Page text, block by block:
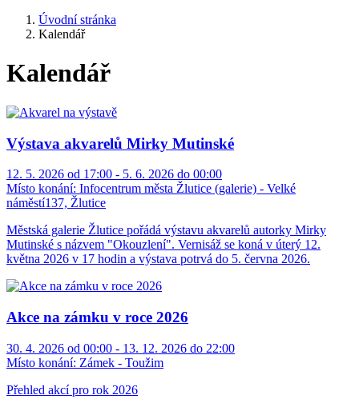
Úvodní stránka
Kalendář
Kalendář
Výstava akvarelů Mirky Mutinské
12. 5. 2026 od 17:00 - 5. 6. 2026 do 00:00
Místo konání: Infocentrum města Žlutice (galerie) - Velké
náměstí137, Žlutice
Městská galerie Žlutice pořádá výstavu akvarelů autorky Mirky
Mutinské s názvem "Okouzlení". Vernisáž se koná v úterý 12.
května 2026 v 17 hodin a výstava potrvá do 5. června 2026.
Akce na zámku v roce 2026
30. 4. 2026 od 00:00 - 13. 12. 2026 do 22:00
Místo konání: Zámek - Toužim
Přehled akcí pro rok 2026